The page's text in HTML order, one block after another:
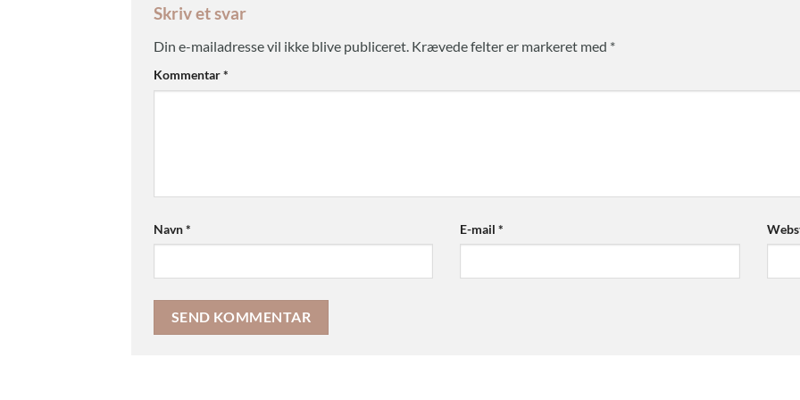
Skriv et svar
Din e-mailadresse vil ikke blive publiceret. Krævede felter er markeret med *
Kommentar*
Navn* E-mail*